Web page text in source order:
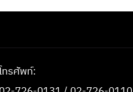
ทรศัพท์: